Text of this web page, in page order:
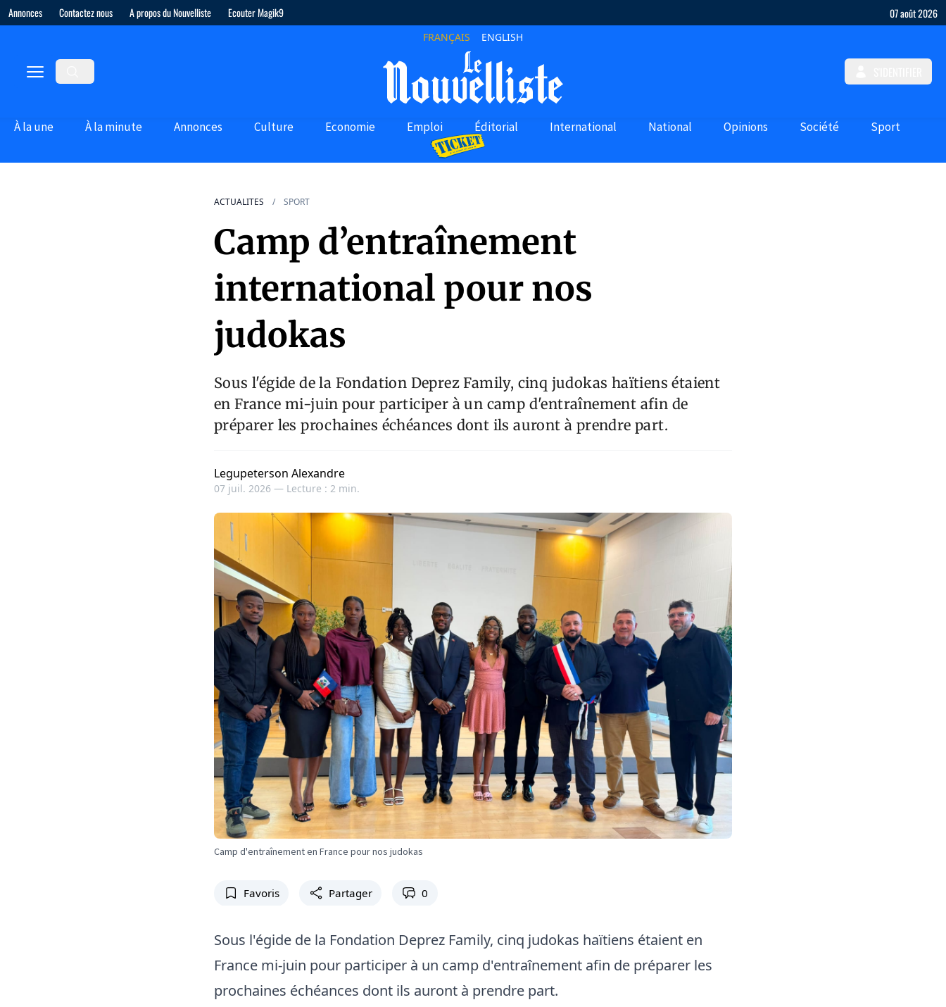
Annonces Contactez nous A propos du Nouvelliste Ecouter Magik9 07 août 2026
FRANÇAIS ENGLISH
À la une À la minute Annonces Culture Economie Emploi Éditorial International National Opinions Société Sport
ACTUALITES SPORT
Camp d’entraînement
international pour nos
judokas
Sous l'égide de la Fondation Deprez Family, cinq judokas haïtiens étaient
en France mi-juin pour participer à un camp d'entraînement afin de
préparer les prochaines échéances dont ils auront à prendre part.
Legupeterson Alexandre
07 juil. 2026 — Lecture : 2 min.
Camp d'entraînement en France pour nos judokas
Favoris Partager 0
Sous l'égide de la Fondation Deprez Family, cinq judokas haïtiens étaient en
France mi-juin pour participer à un camp d'entraînement afin de préparer les
prochaines échéances dont ils auront à prendre part.